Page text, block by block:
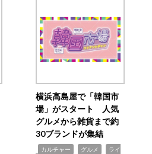
横浜高島屋で「韓国市
場」がスタート 人気
グルメから雑貨まで約
30ブランドが集結
カルチャー グルメ
ライ